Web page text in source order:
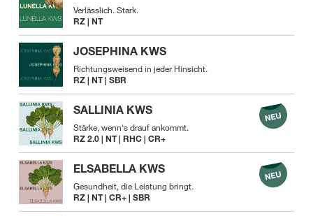
Verlässlich. Stark.
RZ | NT
JOSEPHINA KWS
Richtungsweisend in jeder Hinsicht.
RZ | NT | SBR
SALLINIA KWS
Stärke, wenn‘s drauf ankommt.
RZ 2.0 | NT | RHC | CR+
ELSABELLA KWS
Gesundheit, die Leistung bringt.
RZ | NT | CR+ | SBR